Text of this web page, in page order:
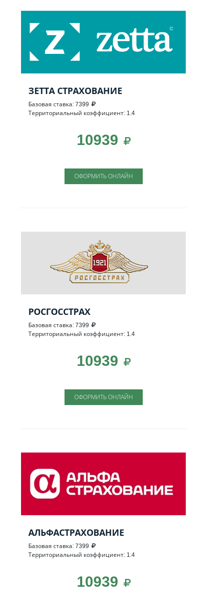
ЗЕТТА СТРАХОВАНИЕ
Базовая ставка: 7399
Территориальный коэффициент: 1.4
10939
ОФОРМИТЬ ОНЛАЙН
РОСГОССТРАХ
Базовая ставка: 7399
Территориальный коэффициент: 1.4
10939
ОФОРМИТЬ ОНЛАЙН
АЛЬФАСТРАХОВАНИЕ
Базовая ставка: 7399
Территориальный коэффициент: 1.4
10939